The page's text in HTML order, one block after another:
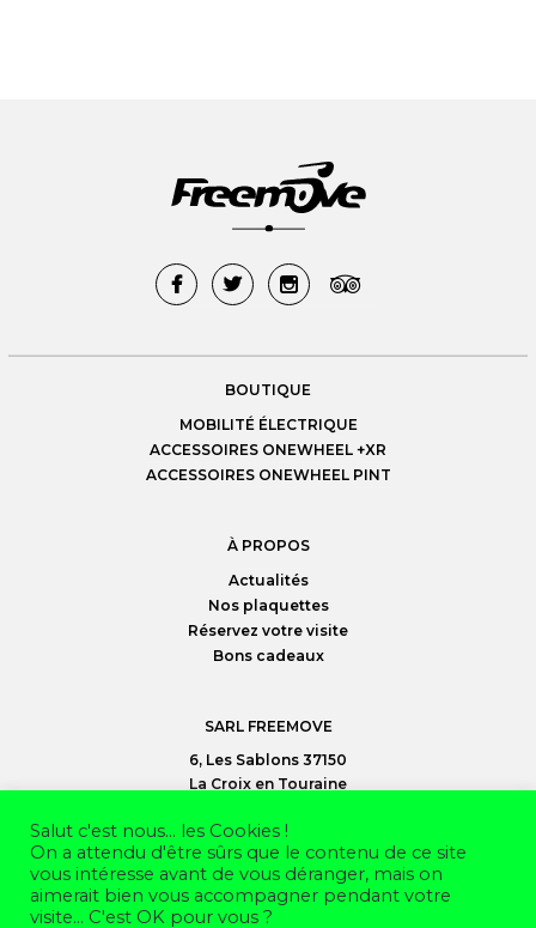
BOUTIQUE
MOBILITÉ ÉLECTRIQUE
ACCESSOIRES ONEWHEEL +XR
ACCESSOIRES ONEWHEEL PINT
À PROPOS
Actualités
Nos plaquettes
Réservez votre visite
Bons cadeaux
SARL FREEMOVE
6, Les Sablons 37150
La Croix en Touraine
2026
Mentions légales
Salut c'est nous... les Cookies !
On a attendu d'être sûrs que le contenu de ce site
vous intéresse avant de vous déranger, mais on
aimerait bien vous accompagner pendant votre
visite... C'est OK pour vous ?